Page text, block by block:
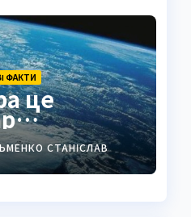
ФАКТИ
це
ЗемліСТАНІСЛАВ